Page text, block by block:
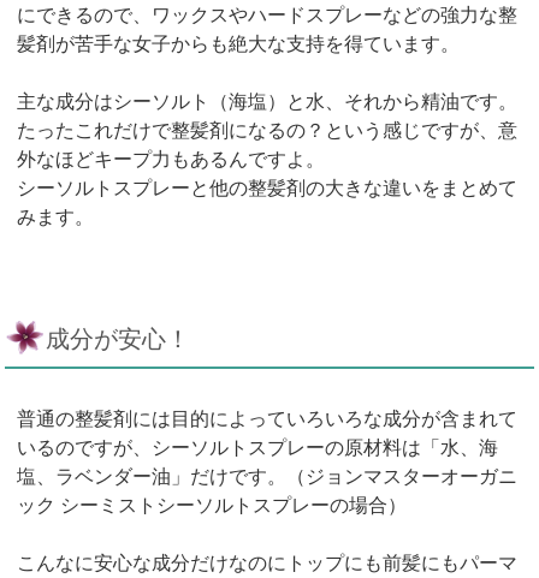
にできるので、ワックスやハードスプレーなどの強力な整
髪剤が苦手な女子からも絶大な支持を得ています。
主な成分はシーソルト（海塩）と水、それから精油です。
たったこれだけで整髪剤になるの？という感じですが、意
外なほどキープ力もあるんですよ。
シーソルトスプレーと他の整髪剤の大きな違いをまとめて
みます。
成分が安心！
普通の整髪剤には目的によっていろいろな成分が含まれて
いるのですが、シーソルトスプレーの原材料は「水、海
塩、ラベンダー油」だけです。（ジョンマスターオーガニ
ック シーミストシーソルトスプレーの場合）
こんなに安心な成分だけなのにトップにも前髪にもパーマ